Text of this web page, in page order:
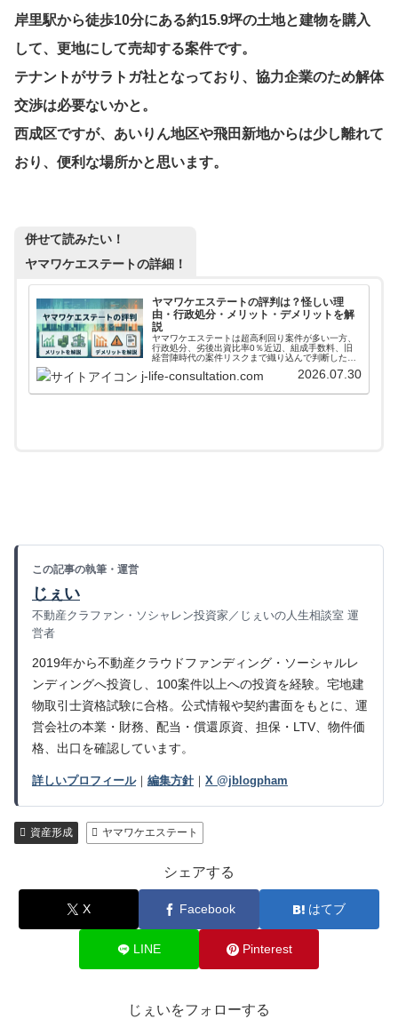
岸里駅から徒歩10分にある約15.9坪の土地と建物を購入
して、更地にして売却する案件です。
テナントがサラトガ社となっており、協力企業のため解体
交渉は必要ないかと。
西成区ですが、あいりん地区や飛田新地からは少し離れて
おり、便利な場所かと思います。
併せて読みたい！
ヤマワケエステートの詳細！
ヤマワケエステートの評判は？怪しい理
由・行政処分・メリット・デメリットを解
説
ヤマワケエステートは超高利回り案件が多い一方、
行政処分、劣後出資比率0％近辺、組成手数料、旧
経営陣時代の案件リスクまで織り込んで判断したい
運営会社、本業、親会社REVOLUTION、決算を投
j-life-consultation.com 2026.07.30
この記事の執筆・運営
じぇい
不動産クラファン・ソシャレン投資家／じぇいの人生相談室 運
営者
2019年から不動産クラウドファンディング・ソーシャルレ
ンディングへ投資し、100案件以上への投資を経験。宅地建
物取引士資格試験に合格。公式情報や契約書面をもとに、運
営会社の本業・財務、配当・償還原資、担保・LTV、物件価
格、出口を確認しています。
詳しいプロフィール｜ 編集方針 ｜ X @jblogpham
資産形成 ヤマワケエステート
シェアする
X Facebook はてブ
LINE Pinterest
じぇいをフォローする